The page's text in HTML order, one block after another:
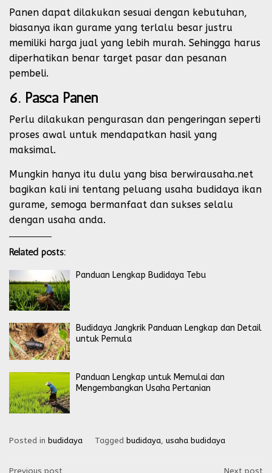
Panen dapat dilakukan sesuai dengan kebutuhan,
biasanya ikan gurame yang terlalu besar justru
memiliki harga jual yang lebih murah. Sehingga harus
diperhatikan benar target pasar dan pesanan
pembeli.
6. Pasca Panen
Perlu dilakukan pengurasan dan pengeringan seperti
proses awal untuk mendapatkan hasil yang
maksimal.
Mungkin hanya itu dulu yang bisa berwirausaha.net
bagikan kali ini tentang peluang usaha budidaya ikan
gurame, semoga bermanfaat dan sukses selalu
dengan usaha anda.
Related posts:
Panduan Lengkap Budidaya Tebu
Budidaya Jangkrik Panduan Lengkap dan Detail
untuk Pemula
Panduan Lengkap untuk Memulai dan
Mengembangkan Usaha Pertanian
Posted in budidaya Tagged budidaya usaha budidaya
Previous post
Next post